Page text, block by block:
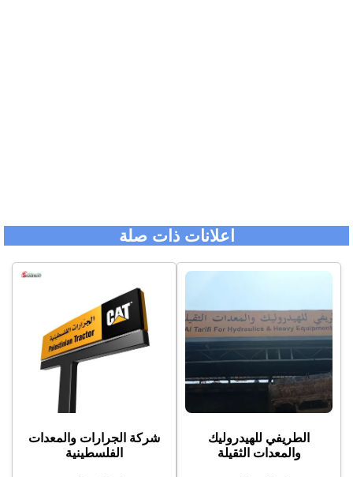
اعلانات ذات صلة
الطريفي للهيدروليك
والمعدات الثقيلة
شركة الجرارات والمعدات
الفلسطينية